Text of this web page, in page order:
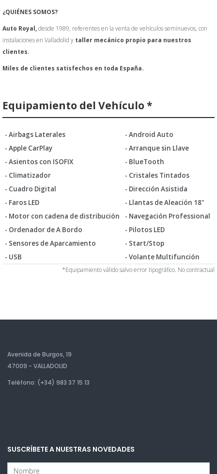
¿QUIÉNES SOMOS?
Auto Royal,desde 1989, referentes en la venta de vehículos seminuevos, con
instalaciones en Valladolid y taller mecánico propio para nuestros
clientes.
Miles de clientes satisfechos en toda España.
Equipamiento del Vehículo *
- Airbags Laterales
- Android Auto
- Apple CarPlay
- Arranque sin Llave
- Asientos con ISOFIX
- BlueTooth
- Climatizador
- Cristales Tintados
- Cuadro Digital
- Dirección Asistida
- Faros LED
- Llantas de Aleación 18"
- Motor con cadena de distribución
- Navegación Professional
- Ordenador de A Bordo
- Pilotos LED
- Sensores de Aparcamiento
- Start/Stop
- USB
- Volante Multifunción
*Equipamiento válido salvo error tipográfico. No contractual
Avenida de Burgos, 19
47009 - VALLADOLID
Teléfono: (+34) 983 37 15 13
SUSCRÍBETE A NUESTRAS NOVEDADES